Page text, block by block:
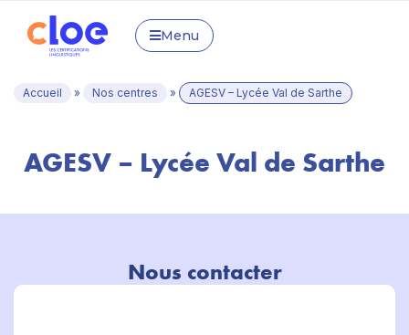
Menu
Accueil » Nos centres » AGESV – Lycée Val de Sarthe
AGESV – Lycée Val de Sarthe
Nous contacter